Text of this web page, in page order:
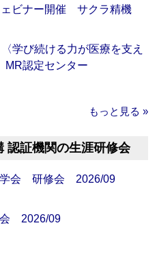
ェビナー開催 サクラ精機
学び続ける力が医療を支え
認定センター
もっと見る »
認証機関の生涯研修会
学会 研修会 2026/09
2026/09